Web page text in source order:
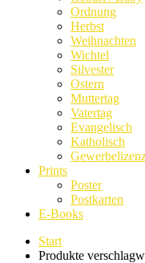
Ordnung
Herbst
Weihnachten
Wichtel
Silvester
Ostern
Muttertag
Vatertag
Evangelisch
Katholisch
Prints
Poster
Postkarten
E-Books
Start
Produkte